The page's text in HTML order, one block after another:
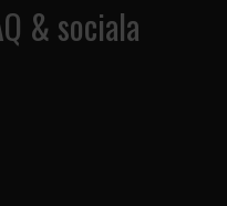
& sociala